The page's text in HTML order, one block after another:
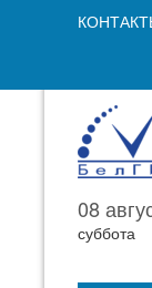
08
суббота